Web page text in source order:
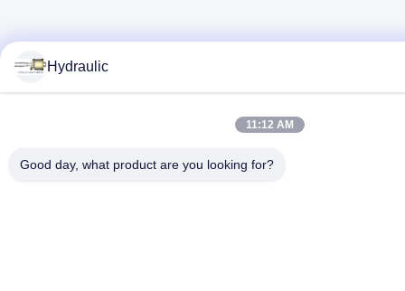
Hydraulic
11:12 AM
Good day, what product are you looking for?